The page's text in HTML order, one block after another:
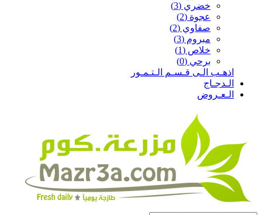
خضري (3)
عجوة (2)
صفاوي (2)
مبروم (3)
خلاص (1)
برحي (0)
اذهـب الـى قـسـم الـتـمـور
الـدجـاج
الـعـروض